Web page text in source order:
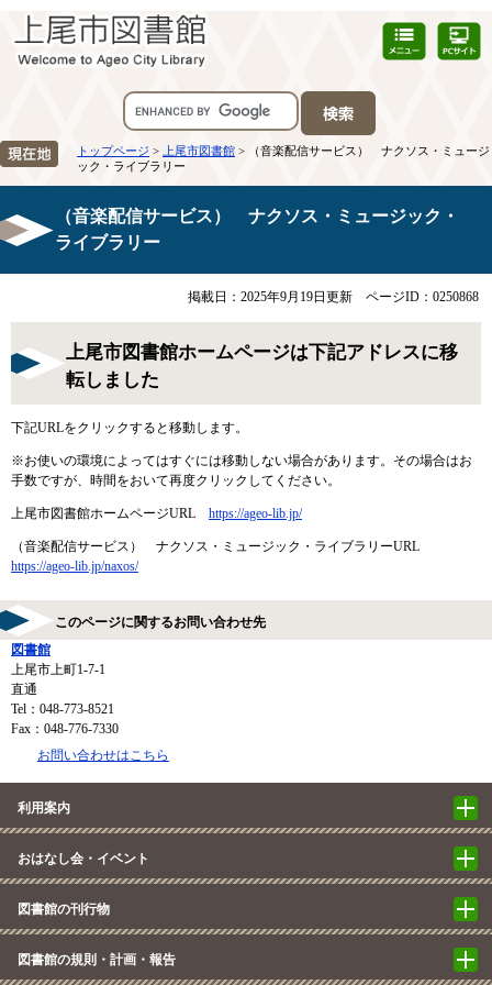
トップページ > 上尾市図書館 > （音楽配信サービス） ナクソス・ミュージ
ック・ライブラリー
（音楽配信サービス） ナクソス・ミュージック・
ライブラリー
掲載日：2025年9月19日更新 ページID：0250868
上尾市図書館ホームページは下記アドレスに移
転しました
下記URLをクリックすると移動します。
※お使いの環境によってはすぐには移動しない場合があります。その場合はお
手数ですが、時間をおいて再度クリックしてください。
上尾市図書館ホームページURL https://ageo-lib.jp/
（音楽配信サービス） ナクソス・ミュージック・ライブラリーURL
https://ageo-lib.jp/naxos/​
このページに関するお問い合わせ先
図書館
上尾市上町1-7-1
直通
Tel：048-773-8521
Fax：048-776-7330
お問い合わせはこちら
利用案内
おはなし会・イベント
図書館の刊行物
図書館の規則・計画・報告